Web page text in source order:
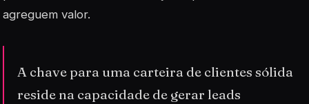
agreguem valor.
A chave para uma carteira de clientes sólida
reside na capacidade de gerar leads